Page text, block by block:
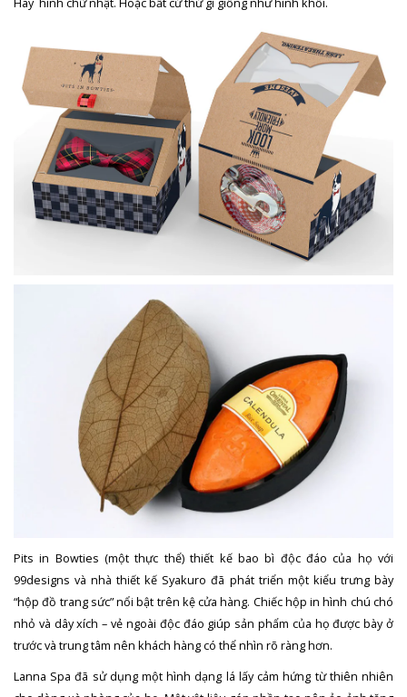
Pits in Bowties (một thực thể) thiết kế bao bì độc đáo của họ với
99designs và nhà thiết kế Syakuro đã phát triển một kiểu trưng bày
“hộp đồ trang sức” nổi bật trên kệ cửa hàng. Chiếc hộp in hình chú chó
nhỏ và dây xích – vẻ ngoài độc đáo giúp sản phẩm của họ được bày ở
trước và trung tâm nên khách hàng có thể nhìn rõ ràng hơn.
Lanna Spa đã sử dụng một hình dạng lá lấy cảm hứng từ thiên nhiên